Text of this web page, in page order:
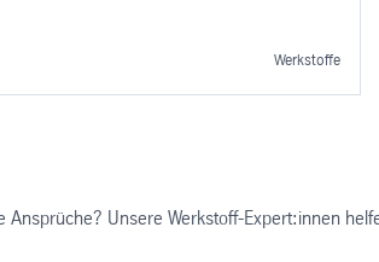
Werkstoffe
Unsere Werkstoff-Expert:innen